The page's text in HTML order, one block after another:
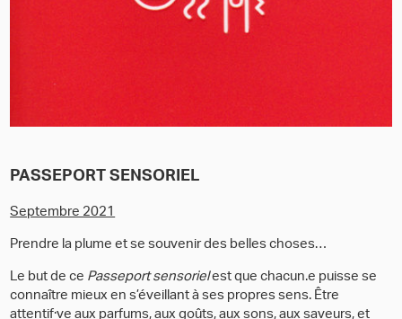
PASSEPORT SENSORIEL
Septembre 2021
Prendre la plume et se souvenir des belles choses…
Le but de cePasseport sensorielest que chacun.e puisse se
connaître mieux en s’éveillant à ses propres sens. Être